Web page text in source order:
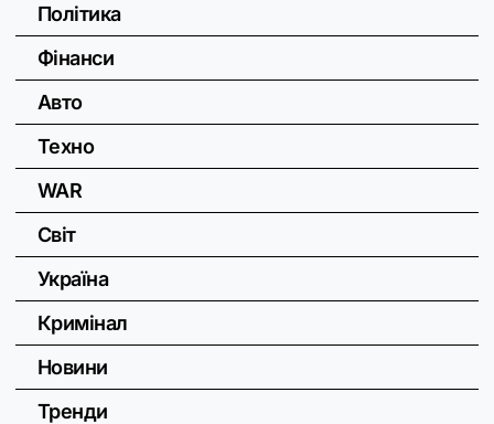
Політика
Фінанси
Авто
Техно
WAR
Світ
Україна
Кримінал
Новини
Тренди